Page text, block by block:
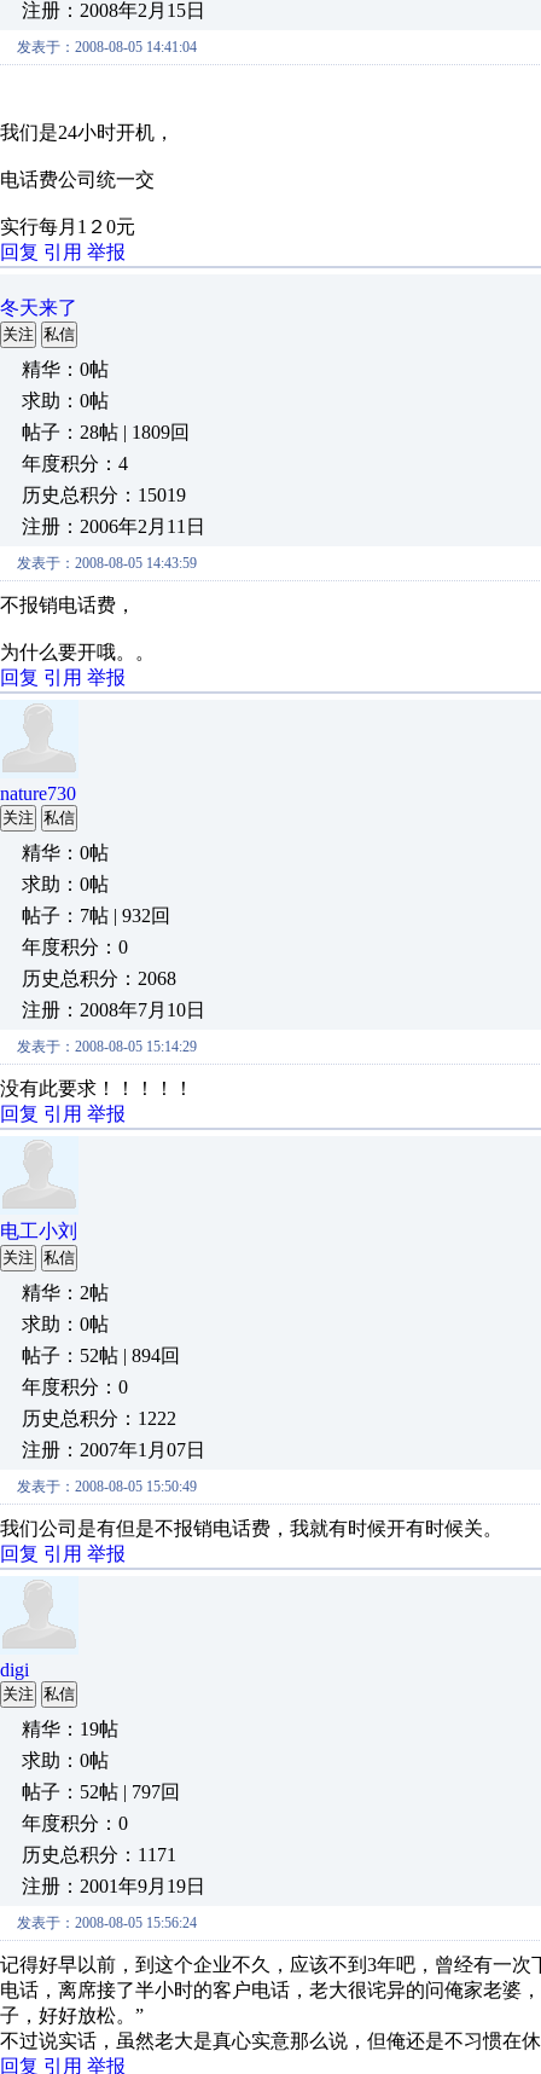
注册：2008年2月15日
发表于：2008-08-05 14:41:04
我们是24小时开机，
电话费公司统一交
实行每月1２0元
回复 引用 举报
冬天来了
关注 私信
精华：0帖
求助：0帖
帖子：28帖 | 1809回
年度积分：4
历史总积分：15019
注册：2006年2月11日
发表于：2008-08-05 14:43:59
不报销电话费，
为什么要开哦。。
回复 引用 举报
nature730
关注 私信
精华：0帖
求助：0帖
帖子：7帖 | 932回
年度积分：0
历史总积分：2068
注册：2008年7月10日
发表于：2008-08-05 15:14:29
没有此要求！！！！！
回复 引用 举报
电工小刘
关注 私信
精华：2帖
求助：0帖
帖子：52帖 | 894回
年度积分：0
历史总积分：1222
注册：2007年1月07日
发表于：2008-08-05 15:50:49
我们公司是有但是不报销电话费，我就有时候开有时候关。
回复 引用 举报
digi
关注 私信
精华：19帖
求助：0帖
帖子：52帖 | 797回
年度积分：0
历史总积分：1171
注册：2001年9月19日
发表于：2008-08-05 15:56:24
记得好早以前，到这个企业不久，应该不到3年吧，曾经有一
电话，离席接了半小时的客户电话，老大很诧异的问俺家老婆
子，好好放松。”
不过说实话，虽然老大是真心实意那么说，但俺还是不习惯在
回复 引用 举报